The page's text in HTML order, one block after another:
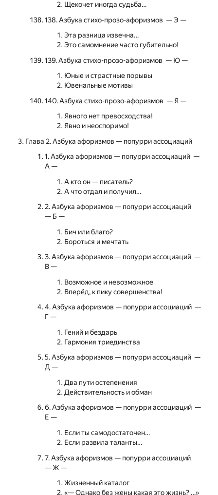
Щекочет иногда судьба…
138. Азбука стихо-прозо-афоризмов — Э —
Эта разница извечна…
Это самомнение часто губительно!
139. Азбука стихо-прозо-афоризмов — Ю —
Юные и страстные порывы
Ювенальные мотивы
140. Азбука стихо-прозо-афоризмов — Я —
Явного нет превосходства!
Явно и неоспоримо!
Глава 2. Азбука афоризмов — попурри ассоциаций
1. Азбука афоризмов — попурри ассоциаций —
А —
А кто он — писатель?
А что отдал и получил…
2. Азбука афоризмов — попурри ассоциаций
— Б —
Бич или благо?
Бороться и мечтать
3. Азбука афоризмов — попурри ассоциаций —
В —
Возможное и невозможное
Вперёд, к пику совершенства!
4. Азбука афоризмов — попурри ассоциаций —
Г —
Гений и бездарь
Гармония триединства
5. Азбука афоризмов — попурри ассоциаций —
Д —
Два пути остепенения
Действительность и обман
6. Азбука афоризмов — попурри ассоциаций —
Е —
Если ты самодостаточен…
Если развила таланты…
7. Азбука афоризмов — попурри ассоциаций
— Ж —
Жизненный каталог
«— Однако без жены какая это жизнь? …»